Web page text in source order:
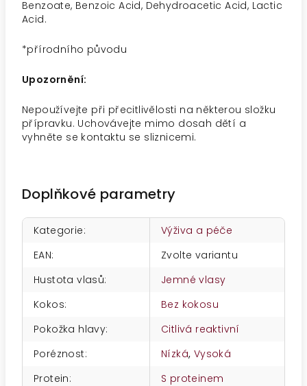
Benzoate, Benzoic Acid, Dehydroacetic Acid, Lactic
Acid.
*přírodního původu
Upozornění:
Nepoužívejte při přecitlivělosti na některou složku
přípravku. Uchovávejte mimo dosah dětí a
vyhněte se kontaktu se sliznicemi.
Doplňkové parametry
Kategorie:
Výživa a péče
EAN:
Zvolte variantu
Hustota vlasů:
Jemné vlasy
Kokos:
Bez kokosu
Pokožka hlavy:
Citlivá reaktivní
Poréznost: Nízká, Vysoká
Protein:
S proteinem